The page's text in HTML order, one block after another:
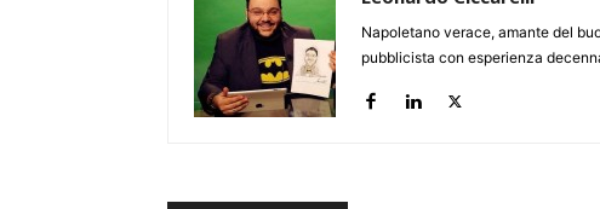
Napoletano verace, amante del
pubblicista con esperienza